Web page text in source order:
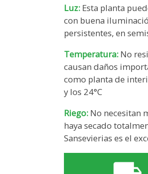
Luz: Esta planta
con buena
persistentes, en
Temperatura: No
causan daños
como planta de
y los 24°C
Riego: No necesitan
haya secado
Sansevierias es el